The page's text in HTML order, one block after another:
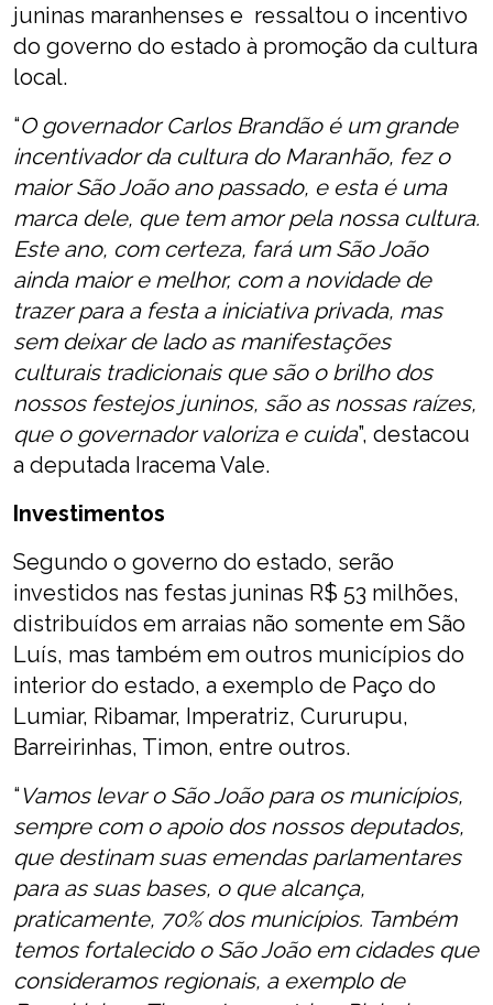
juninas maranhenses e ressaltou o incentivo
do governo do estado à promoção da cultura
local.
“O governador Carlos Brandão é um grande
incentivador da cultura do Maranhão, fez o
maior São João ano passado, e esta é uma
marca dele, que tem amor pela nossa cultura.
Este ano, com certeza, fará um São João
ainda maior e melhor, com a novidade de
trazer para a festa a iniciativa privada, mas
sem deixar de lado as manifestações
culturais tradicionais que são o brilho dos
nossos festejos juninos, são as nossas raízes,
que o governador valoriza e cuida”, destacou
a deputada Iracema Vale.
Investimentos
Segundo o governo do estado, serão
investidos nas festas juninas R$ 53 milhões,
distribuídos em arraias não somente em São
Luís, mas também em outros municípios do
interior do estado, a exemplo de Paço do
Lumiar, Ribamar, Imperatriz, Cururupu,
Barreirinhas, Timon, entre outros.
“Vamos levar o São João para os municípios,
sempre com o apoio dos nossos deputados,
que destinam suas emendas parlamentares
para as suas bases, o que alcança,
praticamente, 70% dos municípios. Também
temos fortalecido o São João em cidades que
consideramos regionais, a exemplo de